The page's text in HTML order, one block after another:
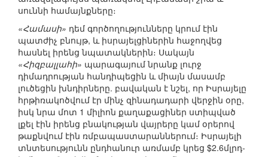
սուննի համայնքները։
«Համասի» դեմ գործողությունները կրում էին
պատժիչ բնույթ, և իսրայելցիներին հաջողվեց
հասնել իրենց նպատակներին։ Սակայն
«Հիզբալլահի» պարագայում նրանք լուրջ
դիմադրության հանդիպեցին և միայն մասամբ
լուծեցին խնդիրները. բավական է նշել, որ Իսրայելը
հրթիռակոծվում էր մինչ զինադադարի վերջին օրը,
իսկ նրա մոտ 1 միլիոն քաղաքացիներ ստիպված
լքել էին իրենց բնակության վայրերը կամ օրերով
թաքնվում էին ռմբապաստարաններում։ Իսրայելի
տնտեսությունն ընդհանուր առմամբ կրեց $2.6մլրդ-